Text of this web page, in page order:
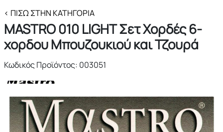
< ΠΊΣΩ ΣΤΗΝ ΚΑΤΗΓΟΡΊΑ
MASTRO 010 LIGHT Σετ Χορδές 6-
χορδου Μπουζουκιού και Τζουρά
Κωδικός Προϊόντος: 003051